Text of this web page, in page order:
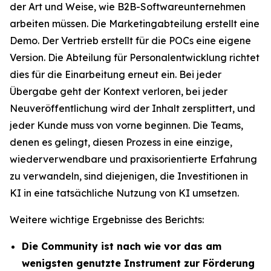
der Art und Weise, wie B2B-Softwareunternehmen
arbeiten müssen. Die Marketingabteilung erstellt eine
Demo. Der Vertrieb erstellt für die POCs eine eigene
Version. Die Abteilung für Personalentwicklung richtet
dies für die Einarbeitung erneut ein. Bei jeder
Übergabe geht der Kontext verloren, bei jeder
Neuveröffentlichung wird der Inhalt zersplittert, und
jeder Kunde muss von vorne beginnen. Die Teams,
denen es gelingt, diesen Prozess in eine einzige,
wiederverwendbare und praxisorientierte Erfahrung
zu verwandeln, sind diejenigen, die Investitionen in
KI in eine tatsächliche Nutzung von KI umsetzen.
Weitere wichtige Ergebnisse des Berichts:
Die Community ist nach wie vor das am
wenigsten genutzte Instrument zur Förderung